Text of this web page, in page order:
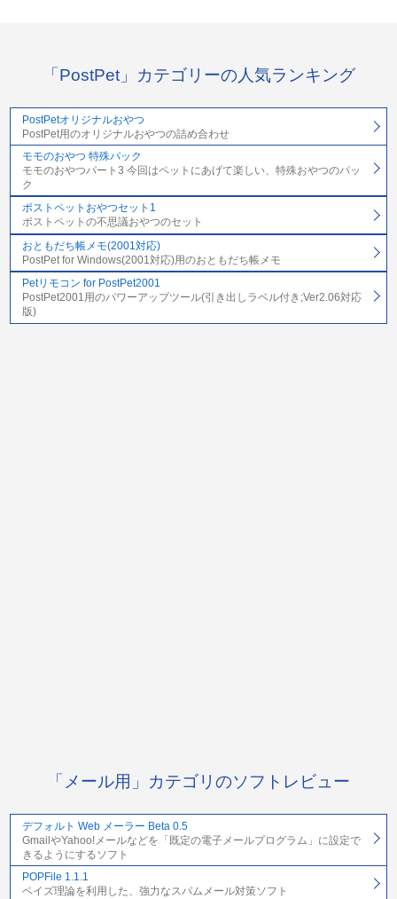
「PostPet」カテゴリーの人気ランキング
PostPetオリジナルおやつ
PostPet用のオリジナルおやつの詰め合わせ
モモのおやつ 特殊パック
モモのおやつパート3 今回はペットにあげて楽しい、特殊おやつのパッ
ク
ポストペットおやつセット1
ポストペットの不思議おやつのセット
おともだち帳メモ(2001対応)
PostPet for Windows(2001対応)用のおともだち帳メモ
Petリモコン for PostPet2001
PostPet2001用のパワーアップツール(引き出しラベル付き;Ver2.06対応
版)
「メール用」カテゴリのソフトレビュー
デフォルト Web メーラー Beta 0.5
GmailやYahoo!メールなどを「既定の電子メールプログラム」に設定で
きるようにするソフト
POPFile 1.1.1
ベイズ理論を利用した、強力なスパムメール対策ソフト